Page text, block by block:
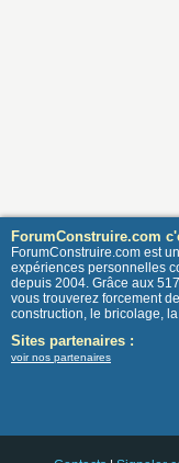
ForumConstruire.com
ForumConstruire.com est
expériences personnelles
depuis 2004. Grâce aux
vous trouverez forcement
construction, le bricolage,
Sites partenaires :
voir nos partenaires